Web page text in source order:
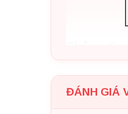
Thông
– Kích thước linh
– Chiều cao tấm
ĐÁNH GIÁ